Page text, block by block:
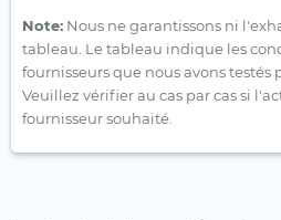
Note: Nous ne garantissons ni
tableau. Le tableau indique les
fournisseurs que nous avons testés
Veuillez vérifier au cas par cas si
fournisseur souhaité.